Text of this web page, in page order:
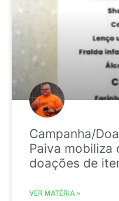
Campanha/
Paiva mobiliza
doações de
VER MATÉRIA »